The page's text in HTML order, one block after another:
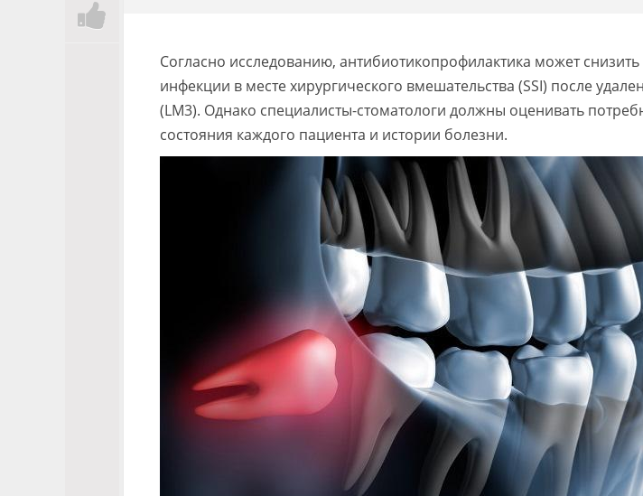
Согласно исследованию, антибиотикопрофилактика может снизить
инфекции в месте хирургического вмешательства (SSI) после
(LM3). Однако специалисты-стоматологи должны оценивать
состояния каждого пациента и истории болезни.